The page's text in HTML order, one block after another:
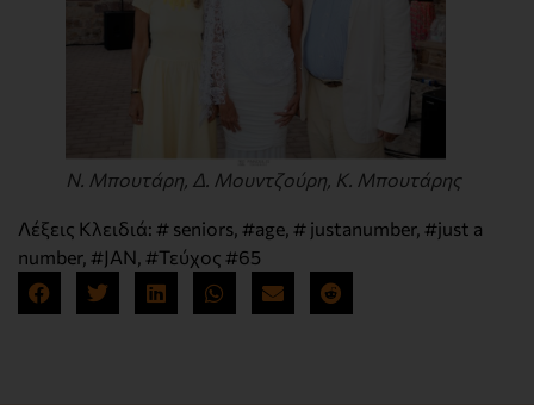
Ν. Μπουτάρη, Δ. Μουντζούρη, Κ. Μπουτάρης
Λέξεις Κλειδιά: # seniors #age # justanumber, #just a
number, #JAN #Τεύχος #65